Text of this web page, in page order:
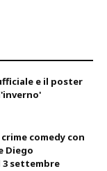
e il poster
comedy con
Diego
3 settembre